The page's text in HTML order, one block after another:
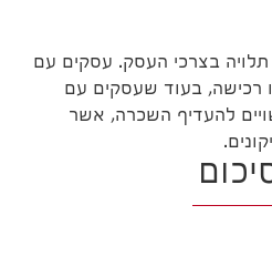
בצרכי העסק. עסקים עם
רכישה, בעוד שעסקים עם
להעדיף השכרה, אשר